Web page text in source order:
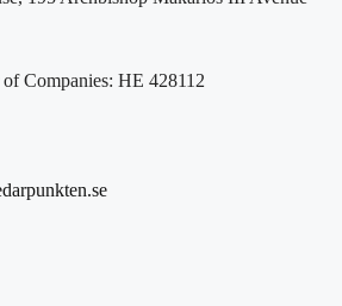
Companies: HE 428112